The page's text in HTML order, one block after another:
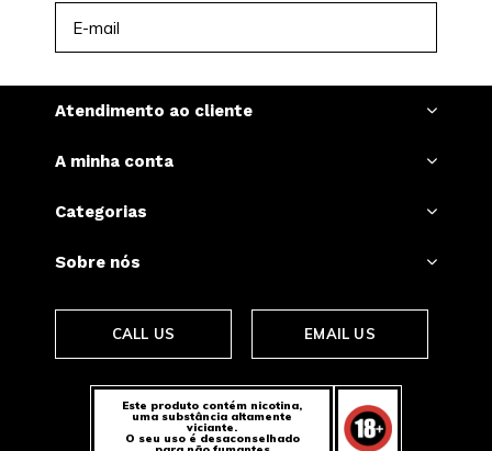
Atendimento ao cliente
A minha conta
Categorias
Sobre nós
CALL US EMAIL US
Este produto contém nicotina,
uma substância altamente
viciante.
O seu uso é desaconselhado